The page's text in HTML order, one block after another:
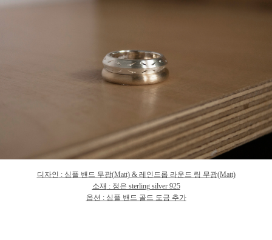
디자인 : 심플 밴드 무광(Matt) & 레인드롭 라운드 링 무광(Matt)
소재 : 정은 sterling silver 925
옵션 : 심플 밴드 골드 도금 추가